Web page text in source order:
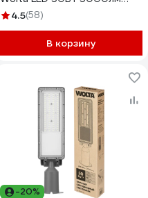
5700К Холодный свет IP65
4.5(58)
В корзину
-20%